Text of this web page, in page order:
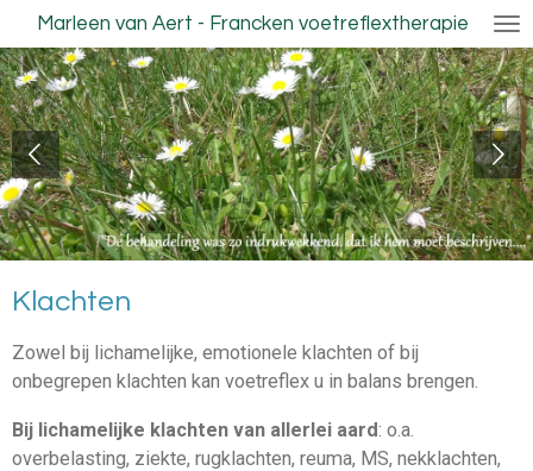
direct
naar
de
hoofdinhoud
Marleen van Aert - Francken voetreflextherapie
Klachten
Zowel bij lichamelijke, emotionele klachten of bij
onbegrepen klachten kan voetreflex u in balans brengen.
Bij lichamelijke klachten van allerlei aard: o.a.
overbelasting, ziekte, rugklachten, reuma, MS, nekklachten,